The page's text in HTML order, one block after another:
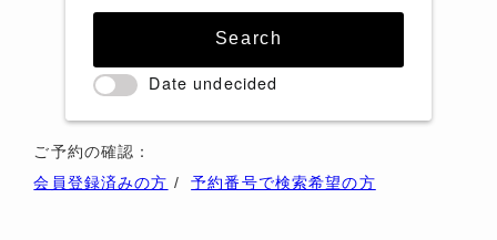
Search
Date undecided
ご予約の確認：
会員登録済みの方 /予約番号で検索希望の方